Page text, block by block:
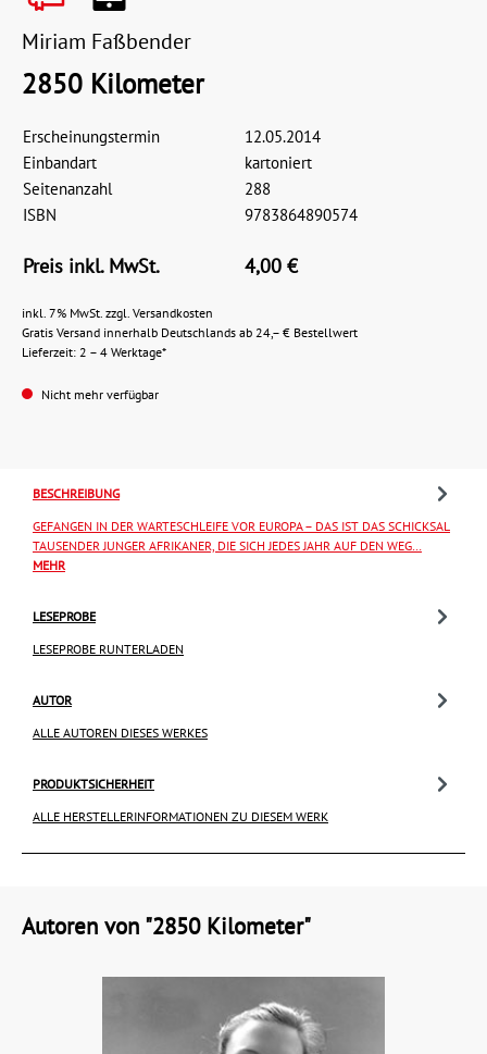
Miriam Faßbender
2850 Kilometer
Erscheinungstermin
12.05.2014
Einbandart
kartoniert
Seitenanzahl
288
ISBN
9783864890574
Preis inkl. MwSt. 4,00 €
inkl. 7% MwSt. zzgl. Versandkosten
Gratis Versand innerhalb Deutschlands ab 24,– € Bestellwert
Lieferzeit: 2 – 4 Werktage*
Nicht mehr verfügbar
BESCHREIBUNG
GEFANGEN IN DER WARTESCHLEIFE VOR EUROPA – DAS IST DAS SCHICKSAL
TAUSENDER JUNGER AFRIKANER, DIE SICH JEDES JAHR AUF DEN WEG…
MEHR
LESEPROBE
LESEPROBE RUNTERLADEN
AUTOR
ALLE AUTOREN DIESES WERKES
PRODUKTSICHERHEIT
ALLE HERSTELLERINFORMATIONEN ZU DIESEM WERK
Autoren von "2850 Kilometer"